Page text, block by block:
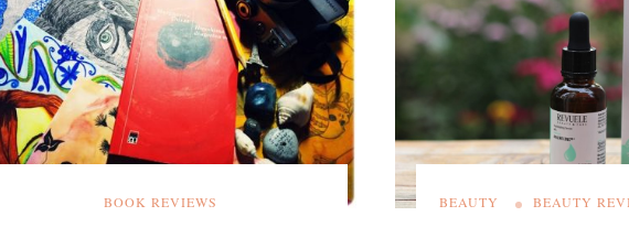
BOOK REVIEWS BEAUTY
BEAUTY